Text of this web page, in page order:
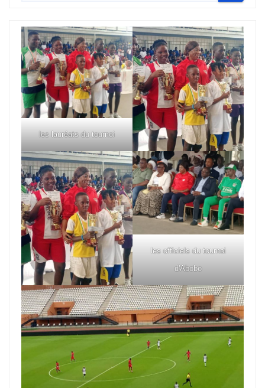
les lauréats du tournoi
les officiels du tournoi
d'Abobo